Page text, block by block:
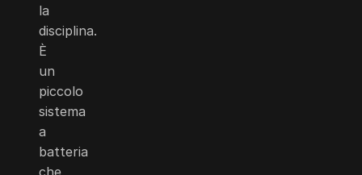
la
disciplina.
È
un
piccolo
sistema
a
batteria
che